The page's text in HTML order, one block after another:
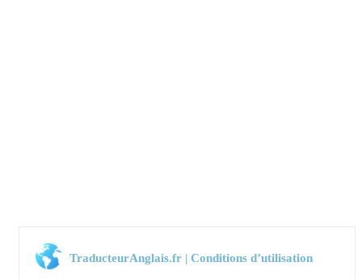
TraducteurAnglais.fr | Conditions d’utilisation